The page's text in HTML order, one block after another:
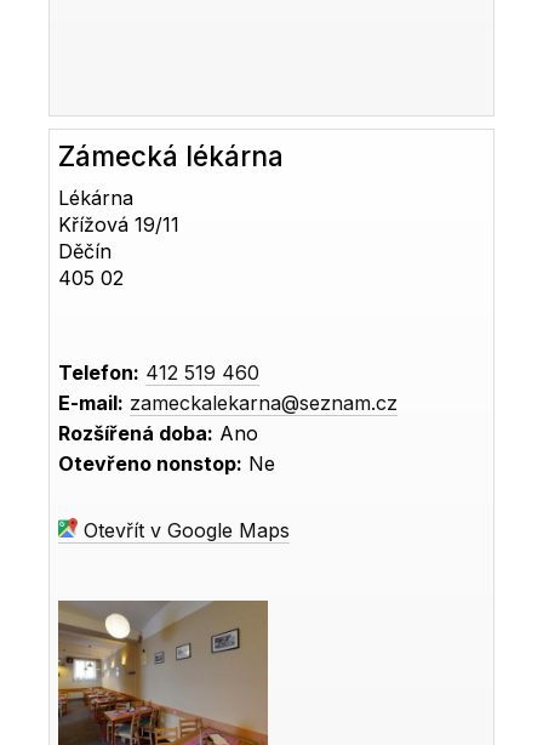
Zámecká lékárna
Lékárna
Křížová 19/11
Děčín
405 02
Telefon: 412 519 460
E-mail: zameckalekarna@seznam.cz
Rozšířená doba: Ano
Otevřeno nonstop: Ne
Otevřít v Google Maps